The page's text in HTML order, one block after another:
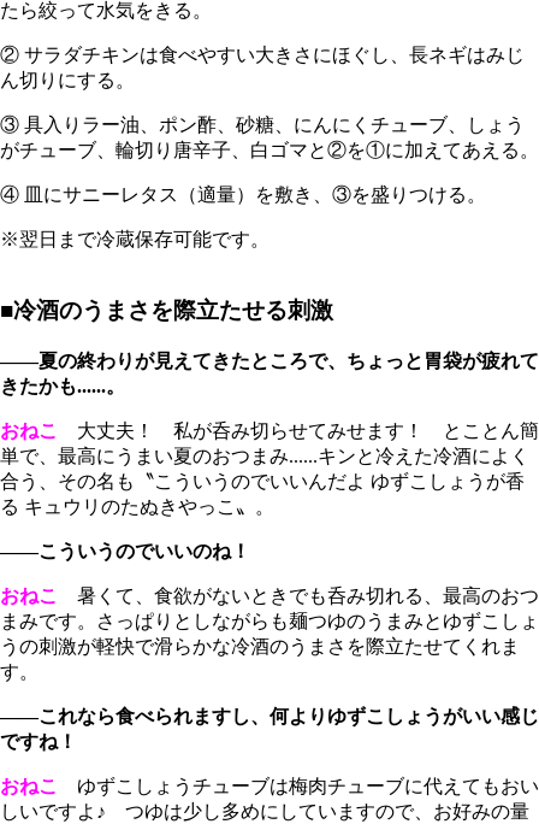
たら絞って水気をきる。
② サラダチキンは食べやすい大きさにほぐし、長ネギはみじ
ん切りにする。
③ 具入りラー油、ポン酢、砂糖、にんにくチューブ、しょう
がチューブ、輪切り唐辛子、白ゴマと②を①に加えてあえる。
④ 皿にサニーレタス（適量）を敷き、③を盛りつける。
※翌日まで冷蔵保存可能です。
■冷酒のうまさを際立たせる刺激
――夏の終わりが見えてきたところで、ちょっと胃袋が疲れて
きたかも......。
おねこ
大丈夫！ 私が呑み切らせてみせます！ とことん簡
単で、最高にうまい夏のおつまみ......キンと冷えた冷酒によく
合う、その名も〝こういうのでいいんだよ ゆずこしょうが香
る キュウリのたぬきやっこ〟。
――こういうのでいいのね！
おねこ
暑くて、食欲がないときでも呑み切れる、最高のおつ
まみです。さっぱりとしながらも麺つゆのうまみとゆずこしょ
うの刺激が軽快で滑らかな冷酒のうまさを際立たせてくれま
す。
――これなら食べられますし、何よりゆずこしょうがいい感じ
ですね！
おねこ
ゆずこしょうチューブは梅肉チューブに代えてもおい
しいですよ♪ つゆは少し多めにしていますので、お好みの量